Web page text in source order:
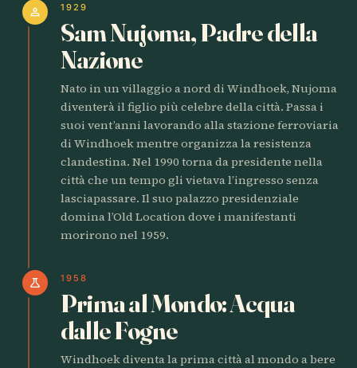
person 1929
Sam Nujoma, Padre della
Nazione
Nato in un villaggio a nord di Windhoek, Nujoma
diventerà il figlio più celebre della città. Passa i
suoi vent’anni lavorando alla stazione ferroviaria
di Windhoek mentre organizza la resistenza
clandestina. Nel 1990 torna da presidente nella
città che un tempo gli vietava l’ingresso senza
lasciapassare. Il suo palazzo presidenziale
domina l’Old Location dove i manifestanti
morirono nel 1959.
science 1958
Prima al Mondo: Acqua
dalle Fogne
Windhoek diventa la prima città al mondo a bere